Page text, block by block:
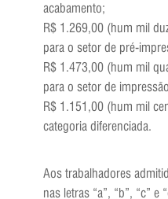
acabamento;
R$ 1.269,00 (hum mil
para o setor de pré-
R$ 1.473,00 (hum mil
para o setor de
R$ 1.151,00 (hum mil
categoria diferenciada.
Aos trabalhadores
nas letras “a”, “b”, “c”